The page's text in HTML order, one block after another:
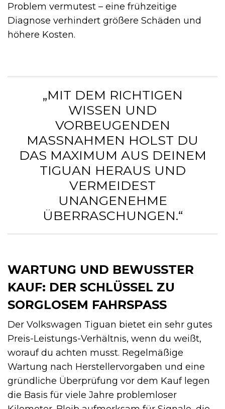
Problem vermutest – eine frühzeitige
Diagnose verhindert größere Schäden und
höhere Kosten.
„MIT DEM RICHTIGEN
WISSEN UND
VORBEUGENDEN
MASSNAHMEN HOLST DU D
AS MAXIMUM AUS DEINEM T
IGUAN HERAUS UND V
ERMEIDEST U
NANGENEHME Ü
BERRASCHUNGEN.“
WARTUNG UND BEWUSSTER
KAUF: DER SCHLÜSSEL ZU
SORGLOSEM FAHRSPASS
Der Volkswagen Tiguan bietet ein sehr gutes
Preis-Leistungs-Verhältnis, wenn du weißt,
worauf du achten musst. Regelmäßige
Wartung nach Herstellervorgaben und eine
gründliche Überprüfung vor dem Kauf legen
die Basis für viele Jahre problemloser